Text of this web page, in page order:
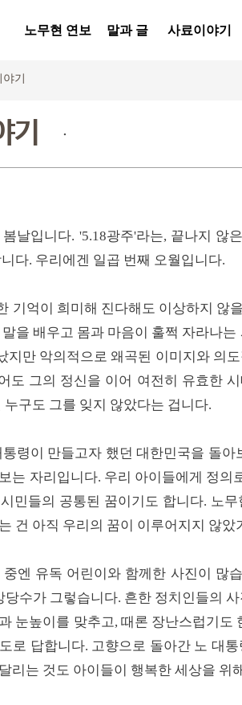
노무현 연보 말과 글 사료이야기
기
기 .
날입니다. '5.18광주'라는, 끝나지 않
다. 우리에겐 일곱 번째 오월입니다.
기억이 희미해 진다해도 이상하지 않
을 배우고 몸과 마음이 훌쩍 자라나
지만 악의적으로 왜곡된 이미지와 의
도 그의 정신을 이어 여전히 유효한
누구도 그를 잊지 않았다는 겁니다.
령이 만들고자 했던 대한민국을 돌
는 자리입니다. 우리 아이들에게 정의
민들의 공통된 꿈이기도 합니다. 노
건 아직 우리의 꿈이 이루어지지 않
엔 유독 어린이와 함께한 사진이 많
당수가 그렇습니다. 흔한 정치인들의
눈높이를 맞추고, 때론 장난스럽기도
로 답합니다. 고향으로 돌아간 노 대
리는 것도 아이들이 행복한 세상을 위